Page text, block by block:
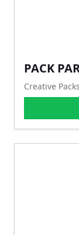
PACK
Creative